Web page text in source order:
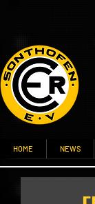
HOME NEWS